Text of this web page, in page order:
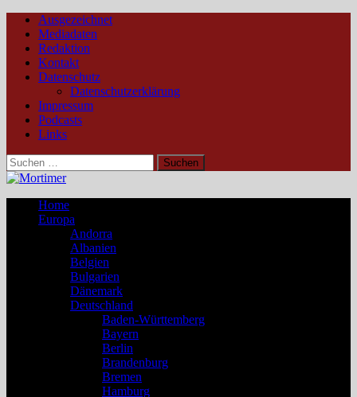
Ausgezeichnet
Mediadaten
Redaktion
Kontakt
Datenschutz
Datenschutzerklärung
Impressum
Podcasts
Links
Suchen
nach:
Home
Europa
Andorra
Albanien
Belgien
Bulgarien
Dänemark
Deutschland
Baden-Württemberg
Bayern
Berlin
Brandenburg
Bremen
Hamburg